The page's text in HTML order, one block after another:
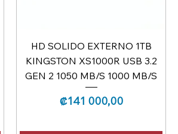
HD SOLIDO EXTERNO 1TB
KINGSTON XS1000R USB 3.2
GEN 2 1050 MB/S 1000 MB/S
Precio
₡141 000,00